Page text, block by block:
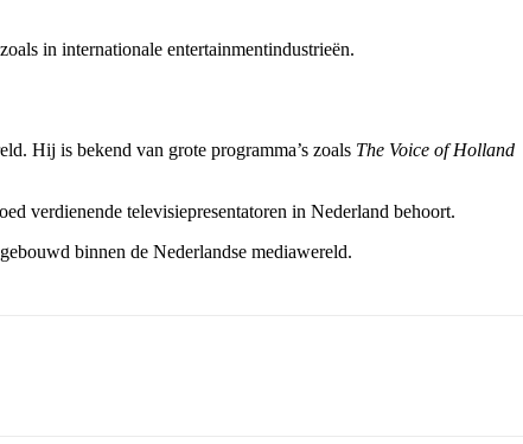
in internationale entertainmentindustrieën.
Hij is bekend van grote programma’s zoals The Voice of Holland
verdienende televisiepresentatoren in Nederland behoort.
binnen de Nederlandse mediawereld.